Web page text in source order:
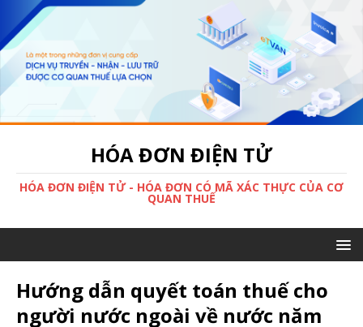
HÓA ĐƠN ĐIỆN TỬ
HÓA ĐƠN ĐIỆN TỬ - HÓA ĐƠN CÓ MÃ XÁC THỰC CỦA CƠ
QUAN THUẾ
Hướng dẫn quyết toán thuế cho
người nước ngoài về nước năm